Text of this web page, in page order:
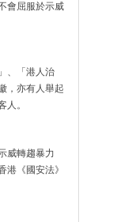
會屈服於示威
、「港人治
，亦有人舉起
。
威轉趨暴力
港《國安法》